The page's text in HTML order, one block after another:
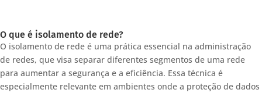
O que é isolamento de rede?
O isolamento de rede é uma prática essencial na administração
de redes, que visa separar diferentes segmentos de uma rede
para aumentar a segurança e a eficiência. Essa técnica é
especialmente relevante em ambientes onde a proteção de dados